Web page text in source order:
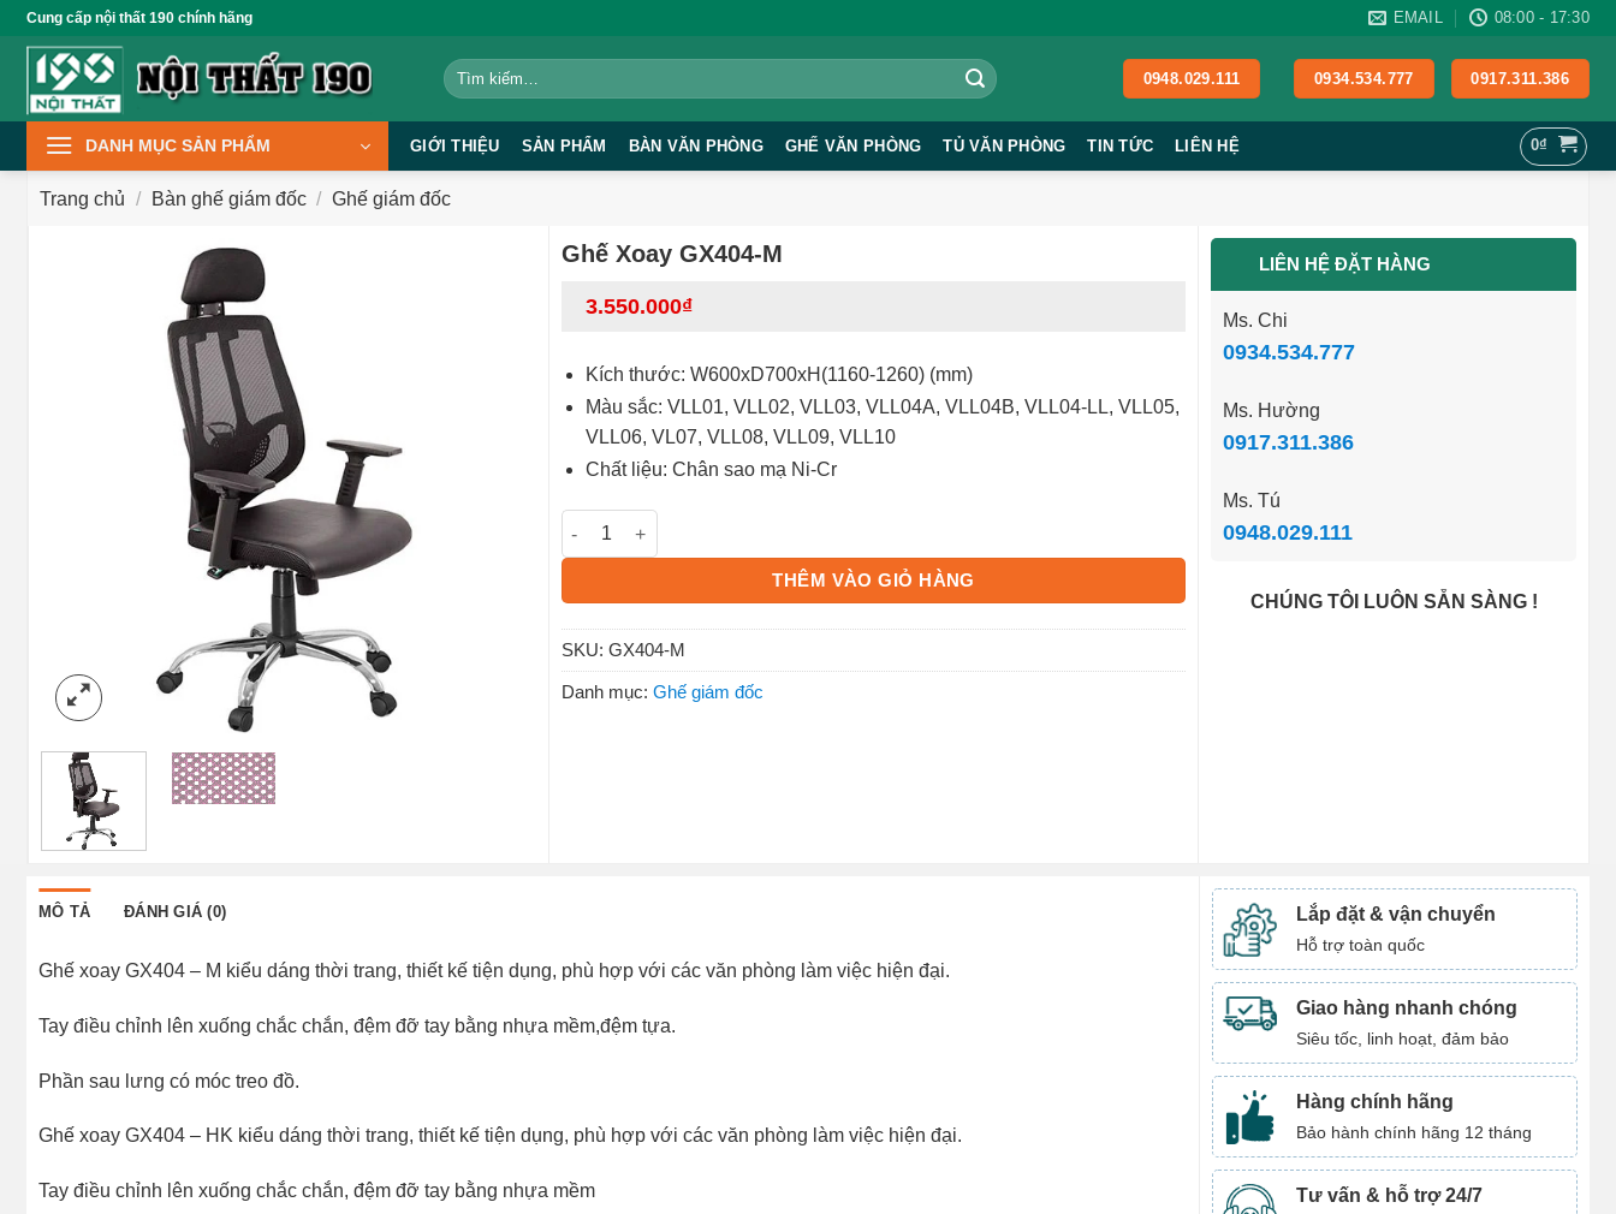
qua
dung
Cung cấp nội thất 190 chính hãng EMAIL 08:00 - 17:30
Tìm
kiếm:
0948.029.111 0934.534.777 0917.311.386
DANH MỤC SẢN PHẨM GIỚI THIỆU SẢN PHẨM BÀN VĂN PHÒNG GHẾ VĂN PHÒNG TỦ VĂN PHÒNG TIN TỨC LIÊN HỆ 0₫
Trang chủ / Bàn ghế giám đốc / Ghế giám đốc
Ghế Xoay GX404-M
3.550.000₫
Kích thước: W600xD700xH(1160-1260) (mm)
Màu sắc: VLL01, VLL02, VLL03, VLL04A, VLL04B, VLL04-LL, VLL05,
VLL06, VL07, VLL08, VLL09, VLL10
Chất liệu: Chân sao mạ Ni-Cr
Ghế Xoay GX404-M số lượng
THÊM VÀO GIỎ HÀNG
SKU: GX404-M
Danh mục: Ghế giám đốc
LIÊN HỆ ĐẶT HÀNG
Ms. Chi
0934.534.777
Ms. Hường
0917.311.386
Ms. Tú
0948.029.111
CHÚNG TÔI LUÔN SẴN SÀNG !
MÔ TẢ ĐÁNH GIÁ (0)
Ghế xoay GX404 – M kiểu dáng thời trang, thiết kế tiện dụng, phù hợp với các văn phòng làm việc hiện đại.
Tay điều chỉnh lên xuống chắc chắn, đệm đỡ tay bằng nhựa mềm,đệm tựa.
Phần sau lưng có móc treo đồ.
Ghế xoay GX404 – HK kiểu dáng thời trang, thiết kế tiện dụng, phù hợp với các văn phòng làm việc hiện đại.
Tay điều chỉnh lên xuống chắc chắn, đệm đỡ tay bằng nhựa mềm
Lắp đặt & vận chuyển
Hỗ trợ toàn quốc
Giao hàng nhanh chóng
Siêu tốc, linh hoạt, đảm bảo
Hàng chính hãng
Bảo hành chính hãng 12 tháng
Tư vấn & hỗ trợ 24/7